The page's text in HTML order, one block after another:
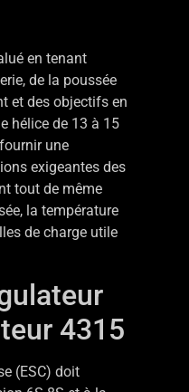
en tenant
de la poussée
et des objectifs en
hélice de 13 à 15
une
exigeantes des
tout de même
la température
de charge utile
4315
(ESC) doit